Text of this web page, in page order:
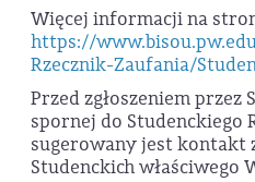
Więcej informacji na
https://
Rzecznik-Zaufania/
Przed zgłoszeniem przez
spornej do Studenckiego
sugerowany jest kontakt
Studenckich właściwego